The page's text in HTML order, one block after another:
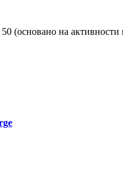
(основано на активности